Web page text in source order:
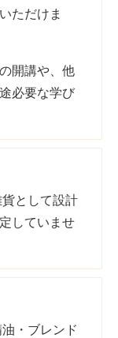
ただけま
開講や、他
必要な学び
として設計
していませ
・ブレンド